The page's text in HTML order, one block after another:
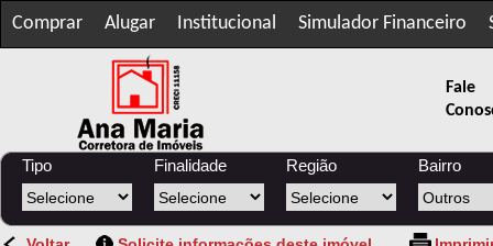
Comprar Alugar Institucional Simulador Financeiro
Fale
Tipo Finalidade Região Bairro